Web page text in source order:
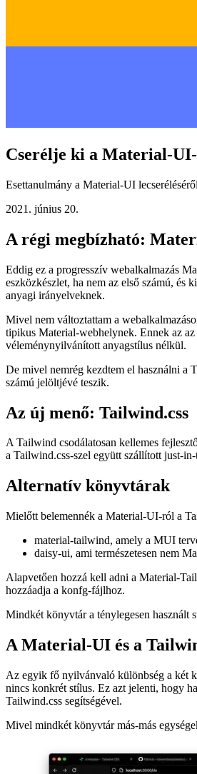
Cserélje ki a Material-UI-
Esettanulmány a Material-UI
2021. június 20.
A régi megbízható:
Eddig ez a progresszív webalkalmazás
eszközkészlet, ha nem az első számú,
anyagi irányelveknek.
Mivel nem változtattam a
tipikus Material-webhelynek. Ennek az
véleménynyilvánított anyagstílus nélkül.
De mivel nemrég kezdtem el használni a
számú jelöltjévé teszik.
Az új menő: Tailwind.css
A Tailwind csodálatosan kellemes
a Tailwind.css-szel együtt szállított just-
Alternatív könyvtárak
Mielőtt belemennék a Material-UI-ról a
material-tailwind, amely a MUI
daisy-ui, ami természetesen nem
Alapvetően hozzá kell adni a Material-
hozzáadja a konfg-fájlhoz.
Mindkét könyvtár a ténylegesen használt
A Material-UI és a
Az egyik fő nyilvánvaló különbség a két
nincs konkrét stílus. Ez azt jelenti, hogy
Tailwind.css segítségével.
Mivel mindkét könyvtár más-más